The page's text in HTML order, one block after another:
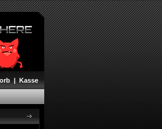
| Kasse